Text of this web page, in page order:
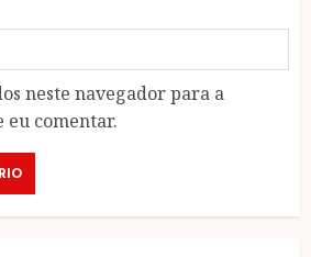
neste navegador para a
eu comentar.